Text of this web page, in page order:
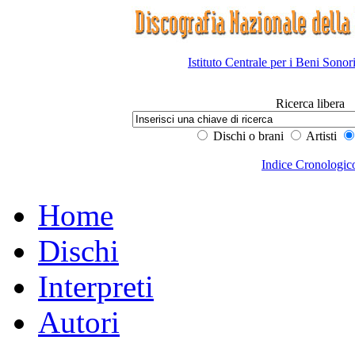
Istituto Centrale per i Beni
Ricerca libera
Dischi o brani Artisti
Indice
Home
Dischi
Interpreti
Autori